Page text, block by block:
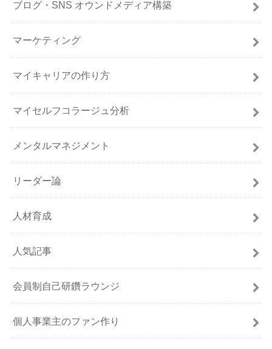
ブログ・SNS オウンドメディア構築
マーケティング
マイキャリアの作り方
マイセルフコラージュ分析
メンタルマネジメント
リーダー論
人材育成
人気記事
会員制自己研鑽ラウンジ
個人事業主のファン作り